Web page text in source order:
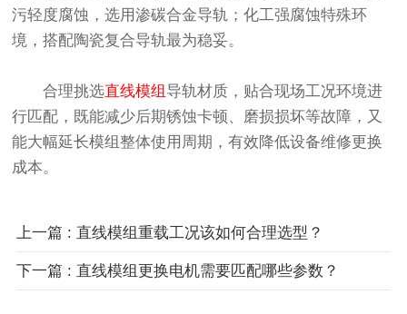
污轻度腐蚀，选用渗碳合金导轨；化工强腐蚀特殊环
境，搭配陶瓷复合导轨最为稳妥。
合理挑选直线模组 导轨材质，贴合现场工况环境进
行匹配，既能减少后期锈蚀卡顿、磨损损坏等故障，又
能大幅延长模组整体使用周期，有效降低设备维修更换
成本。
上一篇 : 直线模组重载工况该如何合理选型？
下一篇 : 直线模组更换电机需要匹配哪些参数？